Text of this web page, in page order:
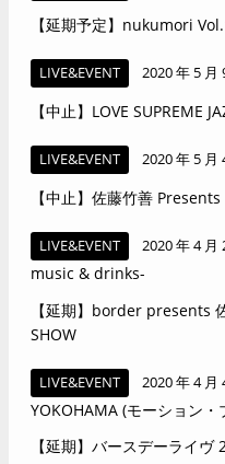
【延期予定】nukumori
LIVE&EVENT 2020 年 5 月
【中止】LOVE SUPREME
LIVE&EVENT 2020 年 5 月
【中止】佐藤竹善
LIVE&EVENT 2020 年 4 月
music & drinks-
【延期】border presents
SHOW
LIVE&EVENT 2020 年 4 月
YOKOHAMA (モーション・
【延期】バースデーライヴ